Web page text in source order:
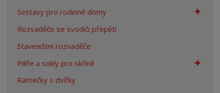
Sestavy pro rodinné domy
Rozvaděče se svodiči přepětí
Staveništní rozvaděče
Pilíře a sokly pro skříně
Rámečky s dvířky